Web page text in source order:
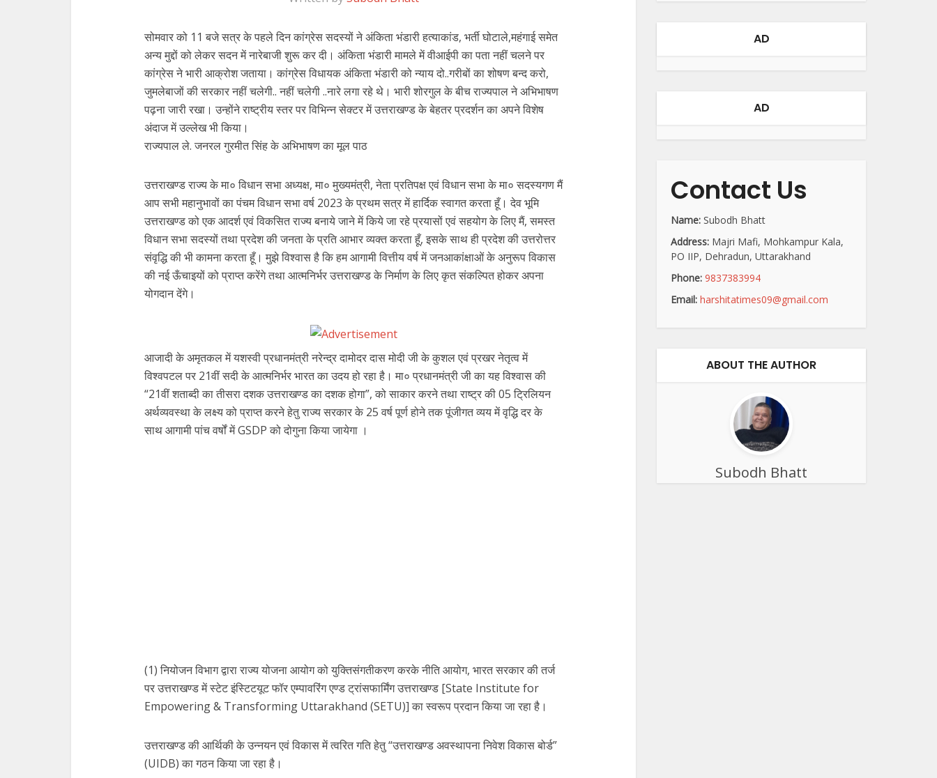
सोमवार को 11 बजे सत्र के पहले दिन कांग्रेस सदस्यों ने अंकिता भंडारी हत्याकांड, भर्ती घोटाले,महंगाई समेत
अन्य मुद्दों को लेकर सदन में नारेबाजी शुरू कर दी। अंकिता भंडारी मामले में वीआईपी का पता नहीं चलने पर
कांग्रेस ने भारी आक्रोश जताया। कांग्रेस विधायक अंकिता भंडारी को न्याय दो..गरीबों का शोषण बन्द करो,
जुमलेबाजों की सरकार नहीं चलेगी.. नहीं चलेगी ..नारे लगा रहे थे। भारी शोरगुल के बीच राज्यपाल ने अभिभाषण
पढ़ना जारी रखा। उन्होंने राष्ट्रीय स्तर पर विभिन्न सेक्टर में उत्तराखण्ड के बेहतर प्रदर्शन का अपने विशेष
अंदाज में उल्लेख भी किया।
राज्यपाल ले. जनरल गुरमीत सिंह के अभिभाषण का मूल पाठ
उत्तराखण्ड राज्य के मा० विधान सभा अध्यक्ष, मा० मुख्यमंत्री, नेता प्रतिपक्ष एवं विधान सभा के मा० सदस्यगण मैं
आप सभी महानुभावों का पंचम विधान सभा वर्ष 2023 के प्रथम सत्र में हार्दिक स्वागत करता हूँ। देव भूमि
उत्तराखण्ड को एक आदर्श एवं विकसित राज्य बनाये जाने में किये जा रहे प्रयासों एवं सहयोग के लिए मैं, समस्त
विधान सभा सदस्यों तथा प्रदेश की जनता के प्रति आभार व्यक्त करता हूँ, इसके साथ ही प्रदेश की उत्तरोत्तर
संवृद्धि की भी कामना करता हूँ। मुझे विश्वास है कि हम आगामी वित्तीय वर्ष में जनआकांक्षाओं के अनुरूप विकास
की नई ऊँचाइयों को प्राप्त करेंगे तथा आत्मनिर्भर उत्तराखण्ड के निर्माण के लिए कृत संकल्पित होकर अपना
योगदान देंगे।
आजादी के अमृतकल में यशस्वी प्रधानमंत्री नरेन्द्र दामोदर दास मोदी जी के कुशल एवं प्रखर नेतृत्व में
विश्वपटल पर 21वीं सदी के आत्मनिर्भर भारत का उदय हो रहा है। मा० प्रधानमंत्री जी का यह विश्वास की
“21वीं शताब्दी का तीसरा दशक उत्तराखण्ड का दशक होगा”, को साकार करने तथा राष्ट्र की 05 ट्रिलियन
अर्थव्यवस्था के लक्ष्य को प्राप्त करने हेतु राज्य सरकार के 25 वर्ष पूर्ण होने तक पूंजीगत व्यय में वृद्धि दर के
साथ आगामी पांच वर्षों में GSDP को दोगुना किया जायेगा ।
(1) नियोजन विभाग द्वारा राज्य योजना आयोग को युक्तिसंगतीकरण करके नीति आयोग, भारत सरकार की तर्ज
पर उत्तराखण्ड में स्टेट इंस्टिटयूट फॉर एम्पावरिंग एण्ड ट्रांसफार्मिंग उत्तराखण्ड [State Institute for
Empowering & Transforming Uttarakhand (SETU)] का स्वरूप प्रदान किया जा रहा है।
उत्तराखण्ड की आर्थिकी के उन्नयन एवं विकास में त्वरित गति हेतु “उत्तराखण्ड अवस्थापना निवेश विकास बोर्ड”
(UIDB) का गठन किया जा रहा है।
AD
AD
Contact Us
Name: Subodh Bhatt
Address: Majri Mafi, Mohkampur Kala,
PO IIP, Dehradun, Uttarakhand
Phone: 9837383994
Email: harshitatimes09@gmail.com
ABOUT THE AUTHOR
Subodh Bhatt